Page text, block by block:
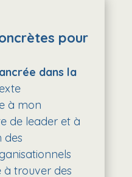
pour
ancrée dans la
à mon
de leader et à
des
à trouver des